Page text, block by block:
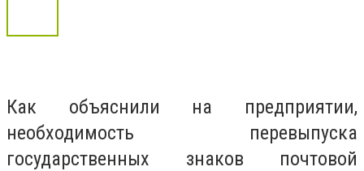
Как объяснили на предприятии,
необходимость перевыпуска
государственных знаков почтовой